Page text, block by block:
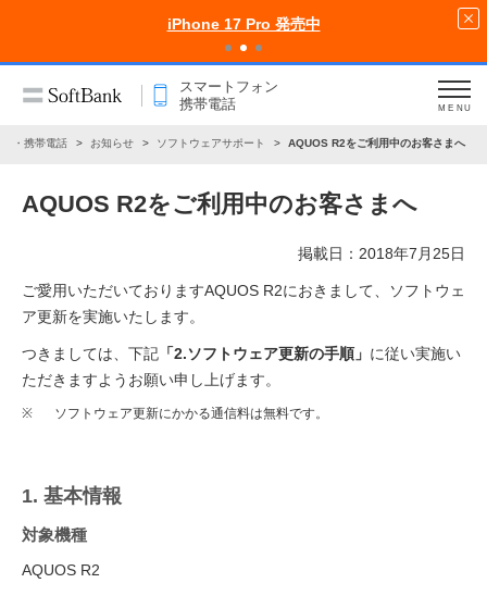
iPhone 17 Pro 発売中
スマートフォン
携帯電話
MENU
・携帯電話 お知らせ ソフトウェアサポート AQUOS R2をご利用中のお客さまへ
AQUOS R2をご利用中のお客さまへ
掲載日：2018年7月25日
ご愛用いただいておりますAQUOS R2におきまして、ソフトウェ
ア更新を実施いたします。
つきましては、下記 「2.ソフトウェア更新の手順」 に従い実施い
ただきますようお願い申し上げます。
※ ソフトウェア更新にかかる通信料は無料です。
1. 基本情報
対象機種
AQUOS R2